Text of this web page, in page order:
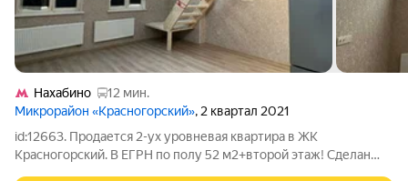
Нахабино
12 мин.
Микрорайон «Красногорский», 2 квартал 2021
id:12663. Продается 2-ух уровневая квартира в ЖК
Красногорский. В ЕГРН по полу 52 м2+второй этаж! Сделан